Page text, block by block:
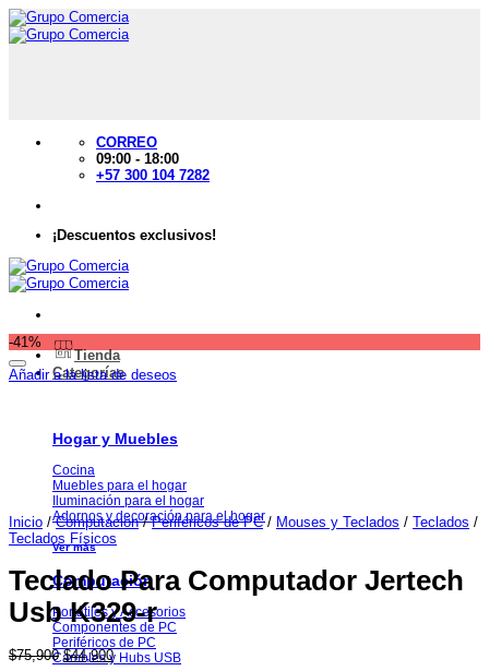
Saltar
al
contenido
CORREO
09:00 - 18:00
+57 300 104 7282
¡Descuentos exclusivos!
Tienda
Categorías
Hogar y Muebles
Cocina
Muebles para el hogar
Iluminación para el hogar
Adornos y decoración para el hogar
Ver más
Computación
Portátiles y Accesorios
Componentes de PC
Periféricos de PC
Cambles y Hubs USB
-41%
Añadir a la lista de deseos
Inicio / Computación / Periféricos de PC / Mouses y Teclados / Teclados /
Teclados Físicos
Teclado Para Computador Jertech
Usb K329-r
$75,900 El
$44,900El